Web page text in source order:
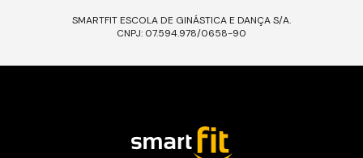
SMARTFIT ESCOLA DE GINÁSTICA E DANÇA S/A.
CNPJ: 07.594.978/0658-90